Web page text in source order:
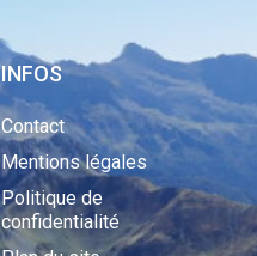
INFOS
Contact
Mentions légales
Politique de
confidentialité